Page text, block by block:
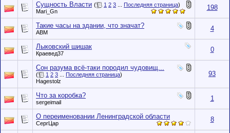
Сущность Власти ( 1 2 3 Последняя страница)
Mari_Gn
198
Такие часы на здании, что значат?
АВМ 4
Лыковский шишак
Краевед37 0
Сон разума всё-таки породил чудовищ...
( 1 2 3 Последняя страница)
Hagestolz
93
Что за коробка?
sergeimail 1
О переименовании Ленинградской области
СергЦар 8